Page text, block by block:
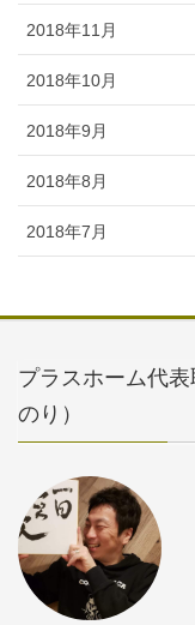
2018年11月
2018年10月
2018年9月
2018年8月
2018年7月
プラスホーム代
のり）